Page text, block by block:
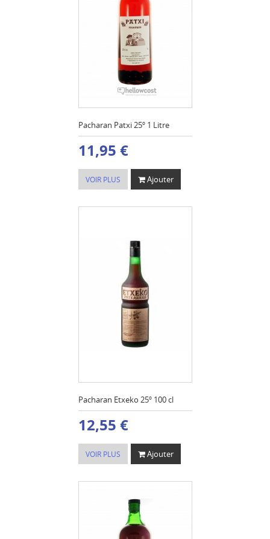
Pacharan Patxi 25º 1 Litre
11,95 €
VOIR PLUS Ajouter
Pacharan Etxeko 25º 100 cl
12,55 €
VOIR PLUS Ajouter